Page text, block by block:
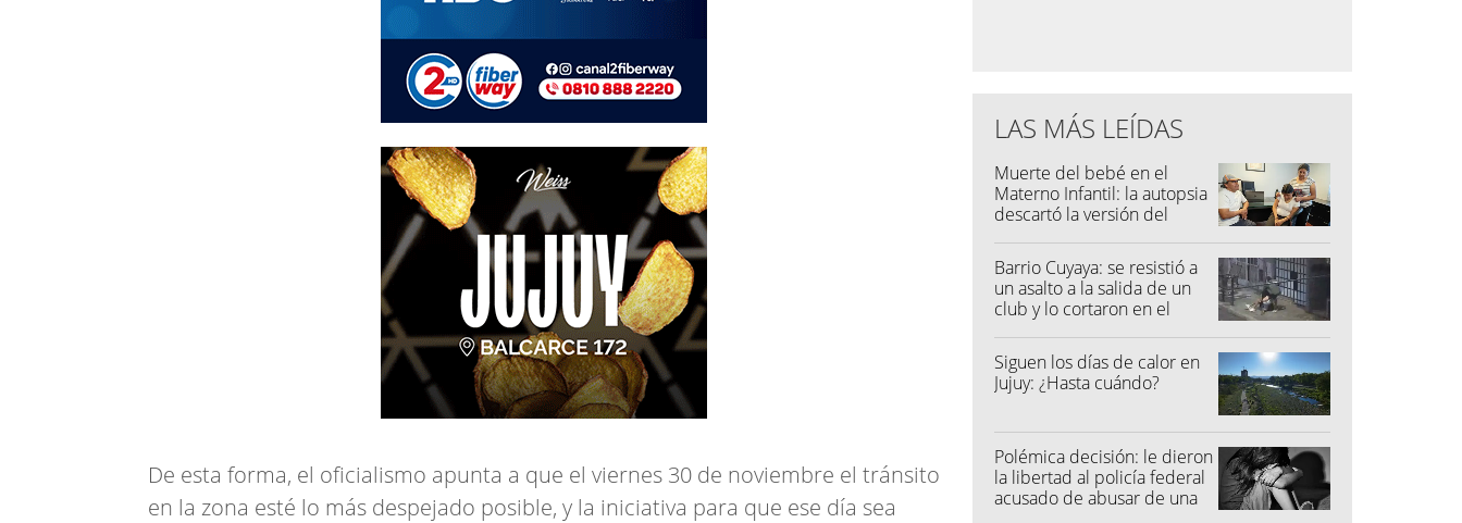
De esta forma, el oficialismo apunta a que el viernes 30 de noviembre el tránsito
en la zona esté lo más despejado posible, y la iniciativa para que ese día sea
LAS MÁS LEÍDAS
Muerte del bebé en el
Materno Infantil: la autopsia
descartó la versión del
Barrio Cuyaya: se resistió a
un asalto a la salida de un
club y lo cortaron en el
Siguen los días de calor en
Jujuy: ¿Hasta cuándo?
Polémica decisión: le dieron
la libertad al policía federal
acusado de abusar de una